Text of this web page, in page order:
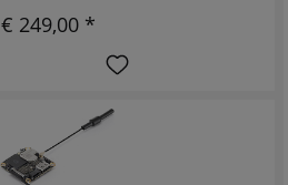
€ 249,00 *